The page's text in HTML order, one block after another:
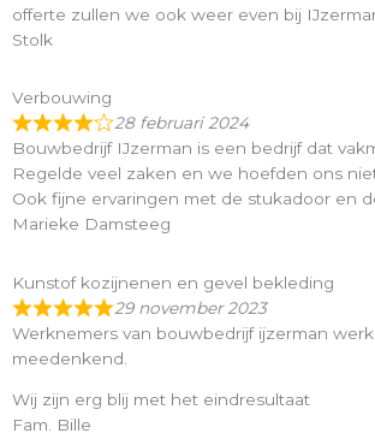
offerte zullen we ook weer even bij
Stolk
Verbouwing
28 februari 2024
Bouwbedrijf IJzerman is een bedrijf dat
Regelde veel zaken en we hoefden ons
Ook fijne ervaringen met de stukadoor en
Marieke Damsteeg
Kunstof kozijnenen en gevel bekleding
29 november 2023
Werknemers van bouwbedrijf ijzerman
meedenkend.
Wij zijn erg blij met het eindresultaat
Fam. Bille